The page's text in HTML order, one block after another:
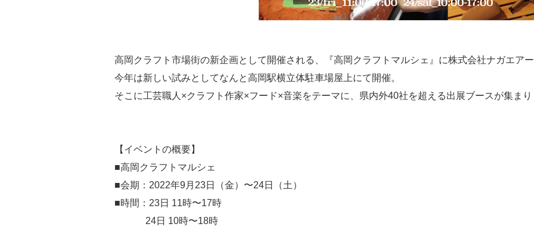
高岡クラフト市場街の新企画として開催される、『高岡クラフトマルシェ』に株式会社ナガエア
今年は新しい試みとしてなんと高岡駅横立体駐車場屋上にて開催。
そこに工芸職人×クラフト作家×フード×音楽をテーマに、県内外40社を超える出展ブースが集ま
【イベントの概要】
■高岡クラフトマルシェ
■会期：2022年9月23日（金）〜24日（土）
■時間：23日 11時〜17時
24日 10時〜18時